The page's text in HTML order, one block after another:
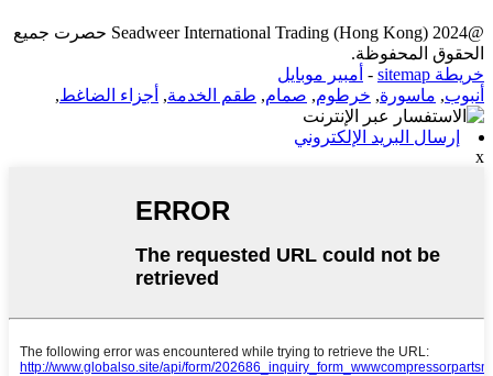
@2024 Seadweer International Trading (Hong Kong) حصرت جميع
الحقوق المحفوظة.
خريطة sitemap
- أمبير موبايل
أنبوب, ماسورة, خرطوم, صمام, طقم الخدمة, أجزاء الضاغط,
إرسال البريد الإلكتروني
x